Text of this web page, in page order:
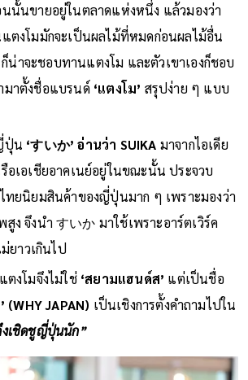
นั้นขายอยู่ในตลาดแห่งหนึ่ง แล้วมองว่า
ตงโมมักจะเป็นผลไม้ที่หมดก่อนผลไม้อื่น
ก็น่าจะชอบทานแตงโม และตัวเขาเองก็ชอบ
มาตั้งชื่อแบรนด์ ‘แตงโม’ สรุปง่าย ๆ แบบ
ปุ่น ‘すいか’ อ่านว่า SUIKA มาจากไอเดีย
อเอเชียอาคเนย์อยู่ในขณะนั้น ประจวบ
ทยนิยมสินค้าของญี่ปุ่นมาก ๆ เพราะมองว่า
จึงนำ すいか มาใช้เพราะอาร์ตเวิร์ค
ยาวเกินไป
งโมจึงไม่ใช่‘สยามแฮนด์ส’ แต่เป็นชื่อ
(WHY JAPAN) เป็นเชิงการตั้งคำถามไปใน
เชิดชูญี่ปุ่นนัก”